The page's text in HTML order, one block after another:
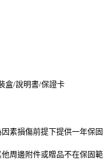
盒/說明書/保證卡
素損傷前提下提供一年保固
周邊附件或贈品不在保固範